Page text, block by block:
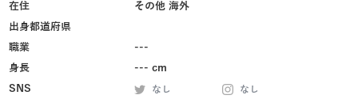
在住
その他 海外
出身都道府県
職業
---
身長
--- cm
SNS
なし
なし